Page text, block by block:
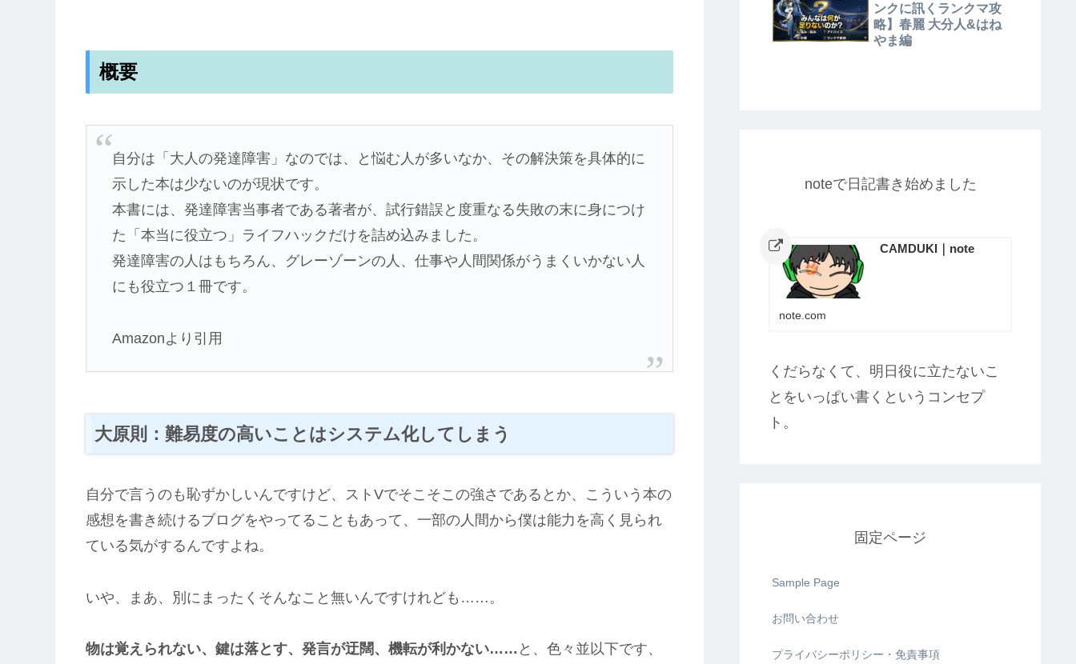
概要
自分は「大人の発達障害」なのでは、と悩む人が多いなか、その解決策を具体的に
示した本は少ないのが現状です。
本書には、発達障害当事者である著者が、試行錯誤と度重なる失敗の末に身につけ
た「本当に役立つ」ライフハックだけを詰め込みました。
発達障害の人はもちろん、グレーゾーンの人、仕事や人間関係がうまくいかない人
にも役立つ１冊です。
Amazonより引用
大原則：難易度の高いことはシステム化してしまう
自分で言うのも恥ずかしいんですけど、ストVでそこそこの強さであるとか、こういう本の
感想を書き続けるブログをやってることもあって、一部の人間から僕は能力を高く見られ
ている気がするんですよね。
いや、まあ、別にまったくそんなこと無いんですけれども……。
物は覚えられない、鍵は落とす、発言が迂闊、機転が利かない…… と、色々並以下です、
ンクに訊くランクマ攻
略】春麗 大分人&はね
やま編
noteで日記書き始めました
CAMDUKI｜note
note.com
くだらなくて、明日役に立たないこ
とをいっぱい書くというコンセプ
ト。
固定ページ
Sample Page
お問い合わせ
プライバシーポリシー・免責事項